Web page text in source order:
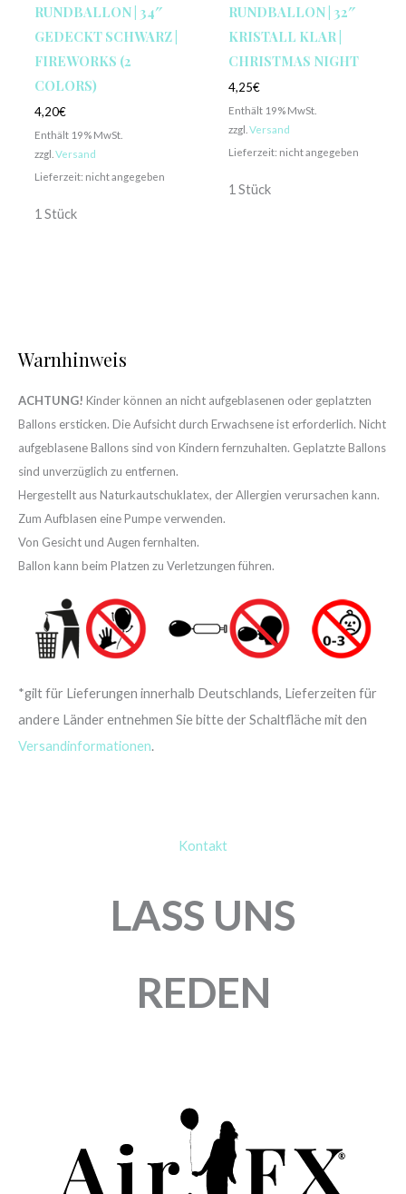
RUNDBALLON | 34″
GEDECKT SCHWARZ |
FIREWORKS (2
COLORS)
4,20€
Enthält 19% MwSt.
zzgl. Versand
Lieferzeit: nicht angegeben
1 Stück
RUNDBALLON | 32″
KRISTALL KLAR |
CHRISTMAS NIGHT
4,25€
Enthält 19% MwSt.
zzgl. Versand
Lieferzeit: nicht angegeben
1 Stück
Warnhinweis
ACHTUNG! Kinder können an nicht aufgeblasenen oder geplatzten
Ballons ersticken. Die Aufsicht durch Erwachsene ist erforderlich. Nicht
aufgeblasene Ballons sind von Kindern fernzuhalten. Geplatzte Ballons
sind unverzüglich zu entfernen.
Hergestellt aus Naturkautschuklatex, der Allergien verursachen kann.
Zum Aufblasen eine Pumpe verwenden.
Von Gesicht und Augen fernhalten.
Ballon kann beim Platzen zu Verletzungen führen.
*gilt für Lieferungen innerhalb Deutschlands, Lieferzeiten für
andere Länder entnehmen Sie bitte der Schaltfläche mit den
Versandinformationen.
Kontakt
LASS UNS
REDEN